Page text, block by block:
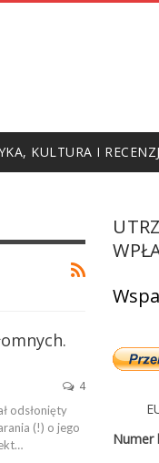
KULTURA I
4
odsłonięty
(!) o jego
Numer